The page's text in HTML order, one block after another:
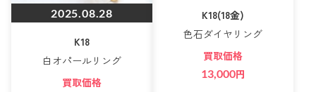
2025.08.28
K18
白オパールリング
買取価格
K18(18金)
色石ダイヤリング
買取価格
13,000円